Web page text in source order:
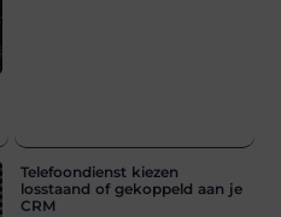
Telefoondienst kiezen
losstaand of gekoppeld aan je
CRM